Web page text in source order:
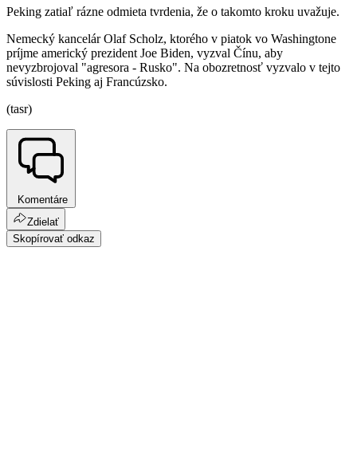
Peking zatiaľ rázne odmieta tvrdenia, že o takomto kroku uvažuje.
Nemecký kancelár Olaf Scholz, ktorého v piatok vo Washingtone
príjme americký prezident Joe Biden, vyzval Čínu, aby
nevyzbrojoval "agresora - Rusko". Na obozretnosť vyzvalo v tejto
súvislosti Peking aj Francúzsko.
(tasr)
Komentáre
Zdielať
Skopírovať odkaz